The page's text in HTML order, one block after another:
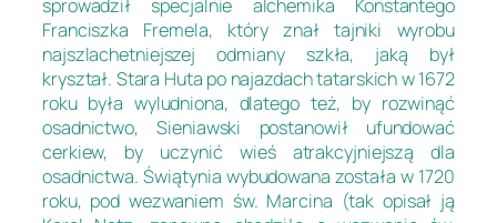
sprowadził specjalnie alchemika Konstantego
Franciszka Fremela, który znał tajniki wyrobu
najszlachetniejszej odmiany szkła, jaką był
kryształ. Stara Huta po najazdach tatarskich w 1672
roku była wyludniona, dlatego też, by rozwinąć
osadnictwo, Sieniawski postanowił ufundować
cerkiew, by uczynić wieś atrakcyjniejszą dla
osadnictwa. Świątynia wybudowana została w 1720
roku, pod wezwaniem św. Marcina (tak opisał ją